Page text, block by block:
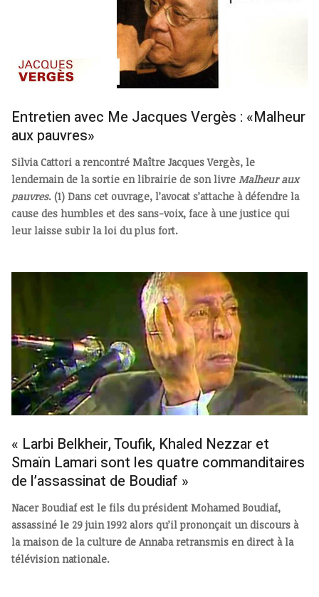
Entretien avec Me Jacques Vergès : «Malheur
aux pauvres»
Silvia Cattori a rencontré Maître Jacques Vergès, le
lendemain de la sortie en librairie de son livre Malheur aux
pauvres. (1) Dans cet ouvrage, l’avocat s’attache à défendre la
cause des humbles et des sans-voix, face à une justice qui
leur laisse subir la loi du plus fort.
« Larbi Belkheir, Toufik, Khaled Nezzar et
Smaïn Lamari sont les quatre commanditaires
de l’assassinat de Boudiaf »
Nacer Boudiaf est le fils du président Mohamed Boudiaf,
assassiné le 29 juin 1992 alors qu’il prononçait un discours à
la maison de la culture de Annaba retransmis en direct à la
télévision nationale.